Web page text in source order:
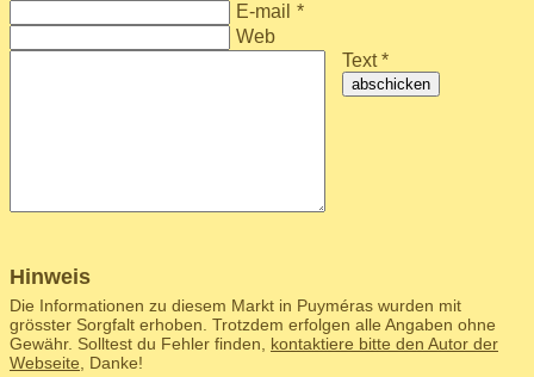
E-mail *
Web
Text *
abschicken
Hinweis
Die Informationen zu diesem Markt in Puyméras wurden mit
grösster Sorgfalt erhoben. Trotzdem erfolgen alle Angaben ohne
Gewähr. Solltest du Fehler finden, kontaktiere bitte den Autor der
Webseite , Danke!